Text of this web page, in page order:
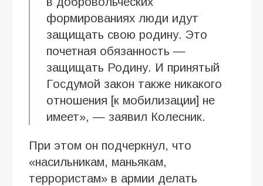
формированиях люди идут
защищать свою родину. Это
почетная обязанность —
защищать Родину. И принятый
Госдумой закон также никакого
отношения [к мобилизации] не
имеет», — заявил Колесник.
При этом он подчеркнул, что
«насильникам, маньякам,
террористам» в армии делать